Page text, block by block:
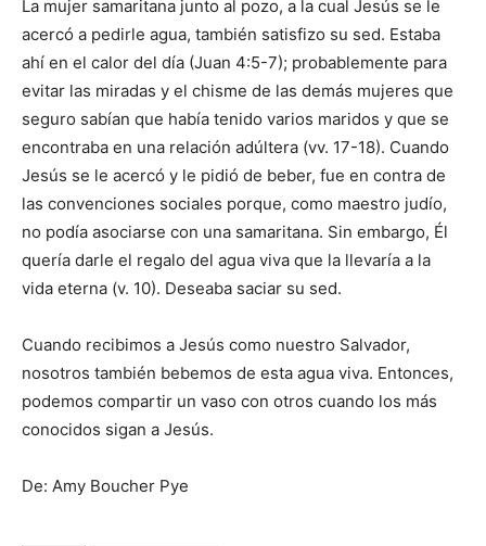
La mujer samaritana junto al pozo, a la cual Jesús se le
acercó a pedirle agua, también satisfizo su sed. Estaba
ahí en el calor del día (Juan 4:5-7); probablemente para
evitar las miradas y el chisme de las demás mujeres que
seguro sabían que había tenido varios maridos y que se
encontraba en una relación adúltera (vv. 17-18). Cuando
Jesús se le acercó y le pidió de beber, fue en contra de
las convenciones sociales porque, como maestro judío,
no podía asociarse con una samaritana. Sin embargo, Él
quería darle el regalo del agua viva que la llevaría a la
vida eterna (v. 10). Deseaba saciar su sed.
Cuando recibimos a Jesús como nuestro Salvador,
nosotros también bebemos de esta agua viva. Entonces,
podemos compartir un vaso con otros cuando los más
conocidos sigan a Jesús.
De: Amy Boucher Pye